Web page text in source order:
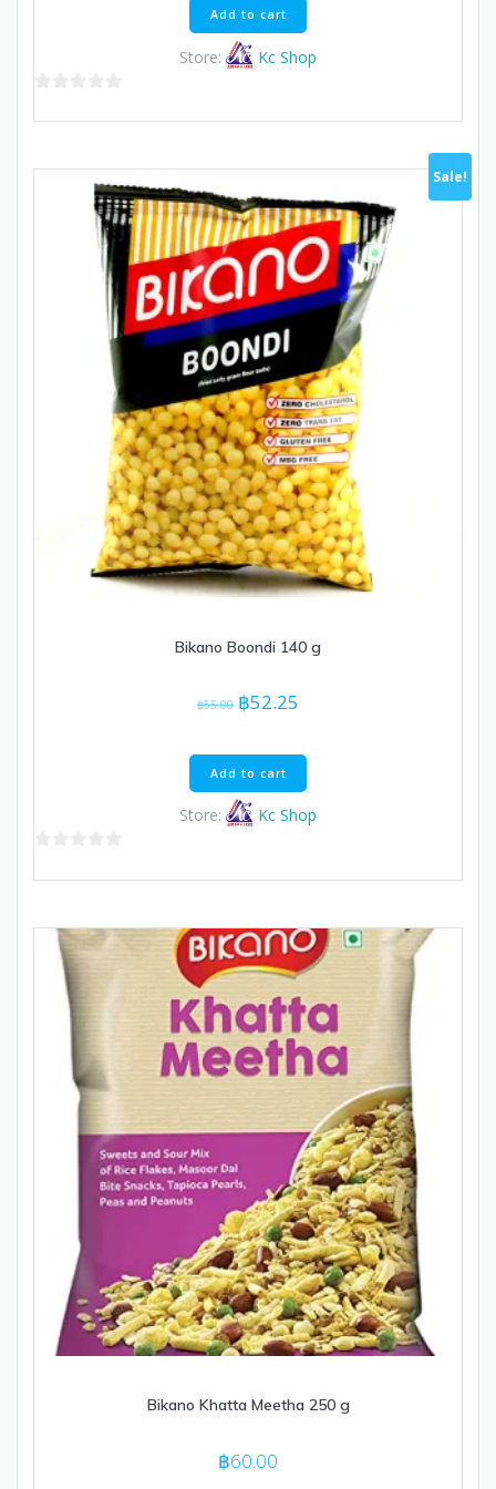
฿60.00.
Add to cart
Store: Kc Shop
Sale!
Bikano Boondi 140 g
฿55.00 Original
฿55.00.
฿52.25
Add to cart
Store: Kc Shop
Bikano Khatta Meetha 250 g
฿60.00